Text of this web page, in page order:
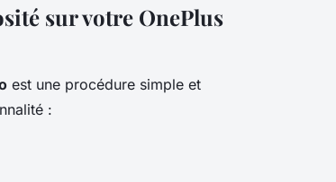
sur votre OnePlus
est une procédure simple et
: